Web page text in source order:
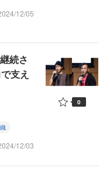
12/05
続さ
支え
12/03
0